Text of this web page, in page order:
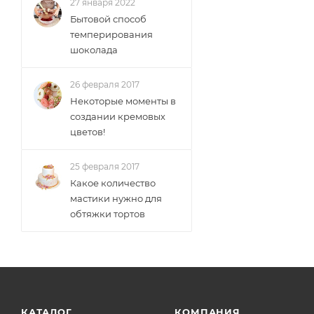
27 января 2022
Бытовой способ
темперирования
шоколада
26 февраля 2017
Некоторые моменты в
создании кремовых
цветов!
25 февраля 2017
Какое количество
мастики нужно для
обтяжки тортов